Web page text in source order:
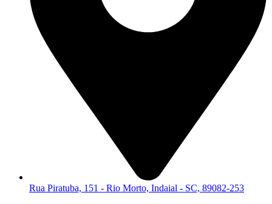
Rua Piratuba, 151 - Rio Morto, Indaial - SC, 89082-253